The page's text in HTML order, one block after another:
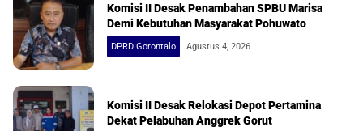
Komisi II Desak Penambahan SPBU Marisa
Demi Kebutuhan Masyarakat Pohuwato
DPRD Gorontalo Agustus 4, 2026
Komisi II Desak Relokasi Depot Pertamina
Dekat Pelabuhan Anggrek Gorut